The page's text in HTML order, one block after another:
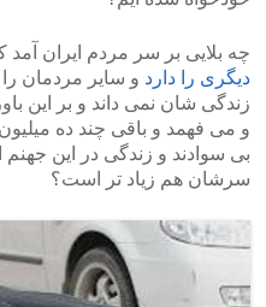
چه بلایی بر سر مردم ایران آمد
دیگری را دارد و سایر مردمان
زندگی شان نمی داند و بر این
و می فهمد و باقی چند ده
بی سوادند و زندگی در این جهنم
سرشان هم زیاد تر است؟